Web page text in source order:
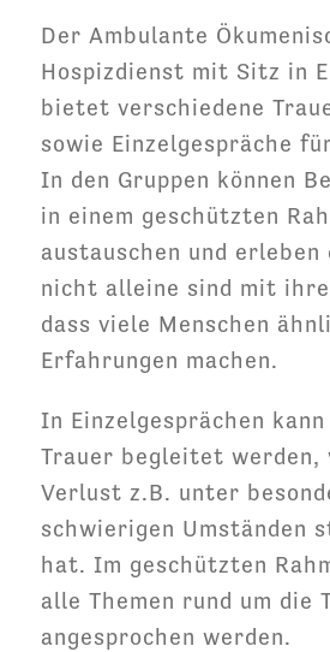
Der Ambulante
Hospizdienst mit Sitz in
bietet verschiedene
sowie Einzelgespräche
In den Gruppen können
in einem geschützten
austauschen und erleben
nicht alleine sind mit
dass viele Menschen
Erfahrungen machen.
In Einzelgesprächen
Trauer begleitet werden,
Verlust z.B. unter
schwierigen Umständen
hat. Im geschützten
alle Themen rund um die
angesprochen werden.